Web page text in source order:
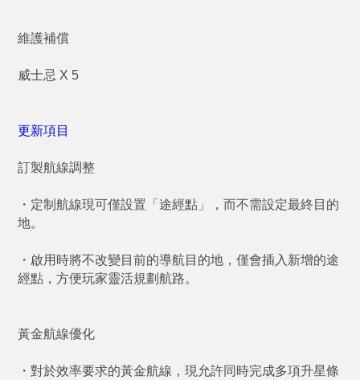
維護補償
威士忌 X 5
更新項目
訂製航線調整
・定制航線現可僅設置「途經點」，而不需設定最終目的
地。
・啟用時將不改變目前的導航目的地，僅會插入新增的途
經點，方便玩家靈活規劃航路。
黃金航線優化
・對於效率要求的黃金航線，現允許同時完成多項升星條